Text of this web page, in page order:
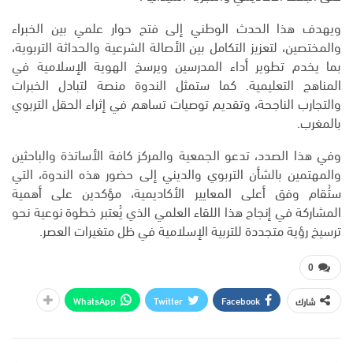
ويهدف هذا الحدث الوطني إلى فتح حوار علمي بين الخبراء
والمختصين، لتعزيز التكامل بين الأصالة الشرعية والحداثة التربوية،
بما يخدم تطوير أداء المدرسين ويرسخ الهوية الإسلامية في
المناهج التعليمية. كما ستمثل الندوة منصة لتبادل الخبرات
والتجارب الناجحة، وتقديم توصيات تساهم في إثراء الحقل التربوي
بالمغرب.
وفي هذا الصدد، تدعو الجمعية والمركز كافة الأساتذة والباحثين
والمهتمين بالشأن التربوي والديني إلى حضور هذه الندوة، التي
ستُقام وفق أعلى المعايير الأكاديمية، مؤكدين على أهمية
المشاركة في إنجاح هذا اللقاء العلمي الذي يُعتبر خطوة نوعية نحو
ترسيخ رؤية متجددة للتربية الإسلامية في ظل متغيرات العصر.
0
شارك Facebook
Twitter
WhatsApp